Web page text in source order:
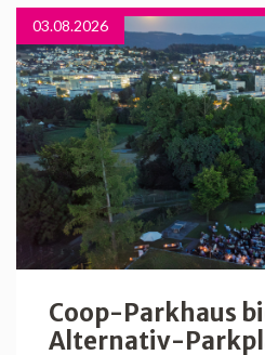
03.08.2026
Coop-Parkhaus
Alternativ-